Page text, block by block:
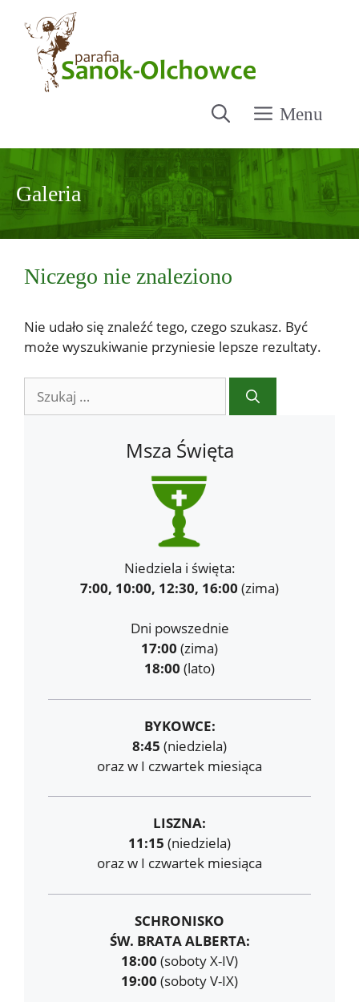
Menu
Galeria
Niczego nie znaleziono
Nie udało się znaleźć tego, czego szukasz. Być
może wyszukiwanie przyniesie lepsze rezultaty.
Msza Święta
Niedziela i święta:
7:00, 10:00, 12:30, 16:00 (zima)
Dni powszednie
17:00 (zima)
18:00 (lato)
BYKOWCE:
8:45 (niedziela)
oraz w I czwartek miesiąca
LISZNA:
11:15 (niedziela)
oraz w I czwartek miesiąca
SCHRONISKO
ŚW. BRATA ALBERTA:
18:00 (soboty X-IV)
19:00 (soboty V-IX)